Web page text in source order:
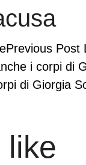
Previous Post
i corpi di
like